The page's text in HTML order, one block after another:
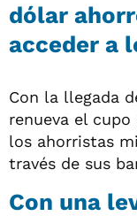
dólar
acceder a
Con la llegada
renueva el
los ahorristas
través de sus
Con una